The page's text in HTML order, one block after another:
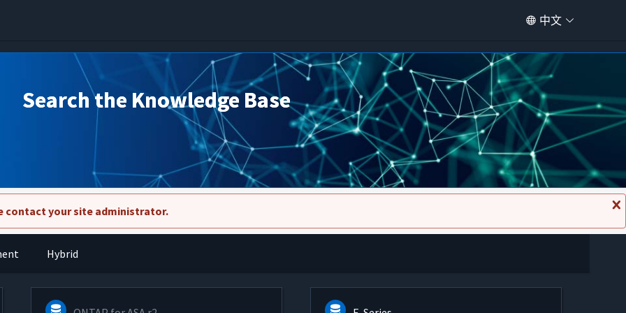
中文
Search the Knowledge Base
关
闭
contact your site administrator.
Hybrid